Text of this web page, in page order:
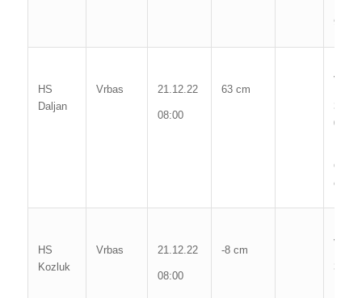
97 cm
HS
Daljan
Vrbas 21.12.22
08:00
63 cm
364
cm
HS
Kozluk
Vrbas 21.12.22
08:00
-8 cm
373